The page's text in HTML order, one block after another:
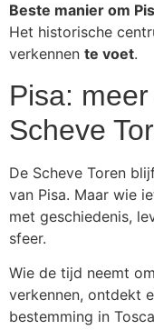
Beste manier om
Het historische
verkennen te voet.
Pisa:
Scheve
De Scheve Toren
van Pisa. Maar wie
met geschiedenis,
sfeer.
Wie de tijd neemt
verkennen, ontdekt
bestemming in